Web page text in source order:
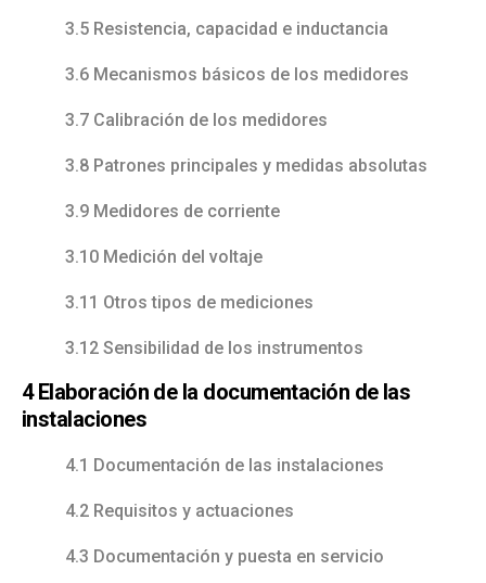
3.5 Resistencia, capacidad e inductancia
3.6 Mecanismos básicos de los medidores
3.7 Calibración de los medidores
3.8 Patrones principales y medidas absolutas
3.9 Medidores de corriente
3.10 Medición del voltaje
3.11 Otros tipos de mediciones
3.12 Sensibilidad de los instrumentos
4 Elaboración de la documentación de las
instalaciones
4.1 Documentación de las instalaciones
4.2 Requisitos y actuaciones
4.3 Documentación y puesta en servicio